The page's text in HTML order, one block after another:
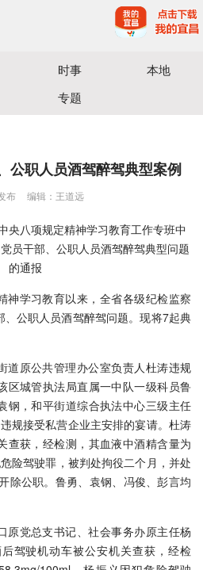
时事
本地
专题
公职人员酒驾醉驾典型案例
布 编辑：王道远
央八项规定精神学习教育工作专班中
员干部、公职人员酒驾醉驾典型问题
的通报
神学习教育以来，全省各级纪检监察
公职人员酒驾醉驾问题。现将7起典
道原公共管理办公室负责人杜涛违规
区城管执法局直属一中队一级科员鲁
钢，和平街道综合执法中心三级主任
规接受私营企业主安排的宴请。杜涛
查获，经检测，其血液中酒精含量为
险驾驶罪，被判处拘役二个月，并处
除公职。鲁勇、袁钢、冯俊、彭言均
原党总支书记、社会事务办原主任杨
驾驶机动车被公安机关查获，经检